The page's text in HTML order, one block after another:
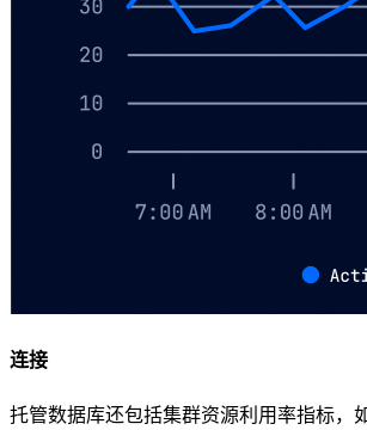
连接
托管数据库还包括集群资源利用率指标，